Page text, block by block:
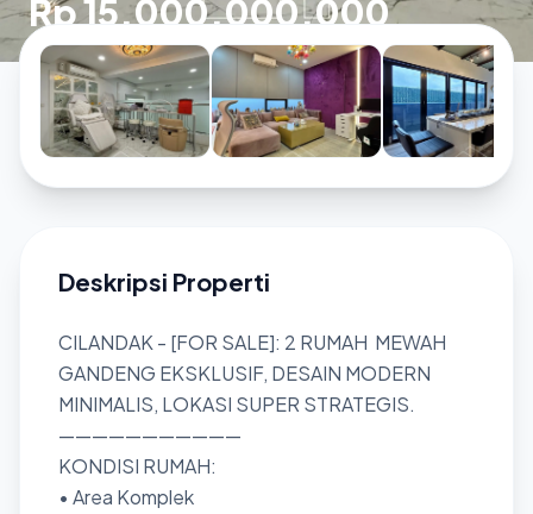
Rp 15.000.000.000
Deskripsi Properti
CILANDAK - [FOR SALE]: 2 RUMAH MEWAH
GANDENG EKSKLUSIF, DESAIN MODERN
MINIMALIS, LOKASI SUPER STRATEGIS.
———————————
KONDISI RUMAH:
• Area Komplek